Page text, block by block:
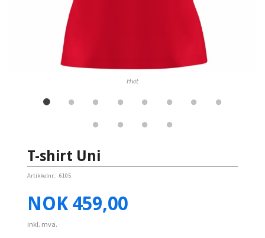
Hvit
T-shirt Uni
Artikkelnr.: 6105
Pris
NOK 459,00
inkl. mva.